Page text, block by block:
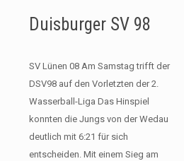
Duisburger SV 98
SV Lünen 08 Am Samstag trifft der
DSV98 auf den Vorletzten der 2.
Wasserball-Liga Das Hinspiel
konnten die Jungs von der Wedau
deutlich mit 6:21 für sich
entscheiden. Mit einem Sieg am